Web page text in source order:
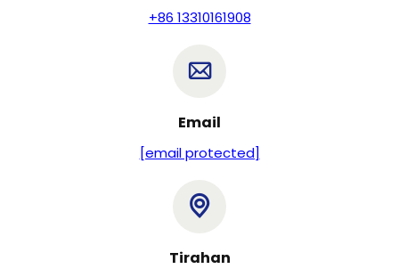
+86 13310161908
Email
[email protected]
Tirahan